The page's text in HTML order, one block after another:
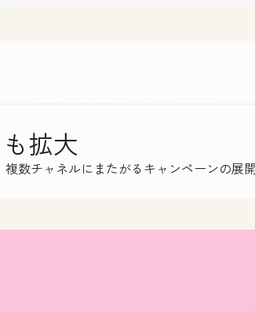
拡大
数チャネルにまたがるキャンペーンの展